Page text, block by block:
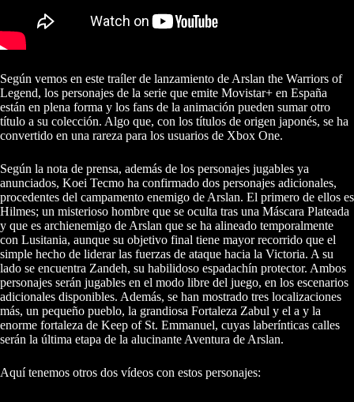
Según vemos en este traíler de lanzamiento de Arslan the Warriors of
Legend, los personajes de la serie que emite Movistar+ en España
están en plena forma y los fans de la animación pueden sumar otro
título a su colección. Algo que, con los títulos de origen japonés, se ha
convertido en una rareza para los usuarios de Xbox One.
Según la nota de prensa, además de los personajes jugables ya
anunciados, Koei Tecmo ha confirmado dos personajes adicionales,
procedentes del campamento enemigo de Arslan. El primero de ellos es
Hilmes; un misterioso hombre que se oculta tras una Máscara Plateada
y que es archienemigo de Arslan que se ha alineado temporalmente
con Lusitania, aunque su objetivo final tiene mayor recorrido que el
simple hecho de liderar las fuerzas de ataque hacia la Victoria. A su
lado se encuentra Zandeh, su habilidoso espadachín protector. Ambos
personajes serán jugables en el modo libre del juego, en los escenarios
adicionales disponibles. Además, se han mostrado tres localizaciones
más, un pequeño pueblo, la grandiosa Fortaleza Zabul y el a y la
enorme fortaleza de Keep of St. Emmanuel, cuyas laberínticas calles
serán la última etapa de la alucinante Aventura de Arslan.
Aquí tenemos otros dos vídeos con estos personajes: